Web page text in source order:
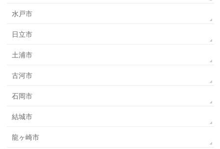
水戸市
日立市
土浦市
古河市
石岡市
結城市
龍ヶ崎市